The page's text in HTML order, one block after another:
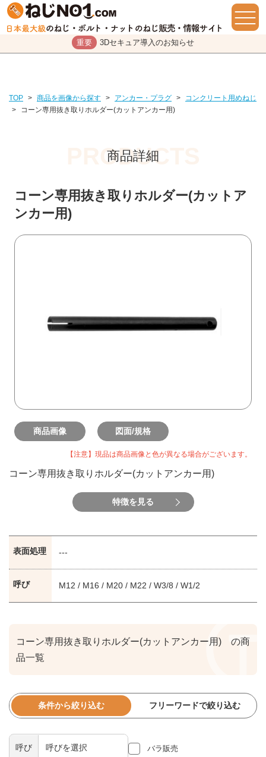
重要 3Dセキュア導入のお知らせ
TOP > 商品を画像から探す > アンカー・プラグ >
コンクリート用めねじ
>
コーン専用抜き取りホルダー(カットアンカー用)
商品詳細
コーン専用抜き取りホルダー(カットア
ンカー用)
商品画像 図面/規格
【注意】現品は商品画像と色が異なる場合がございます。
コーン専用抜き取りホルダー(カットアンカー用)
特徴を見る
表面処理 ---
呼び M12 / M16 / M20 / M22 / W3/8 / W1/2
コーン専用抜き取りホルダー(カットアンカー用) の商
品一覧
条件から絞り込む フリーワードで絞り込む
呼び バラ販売